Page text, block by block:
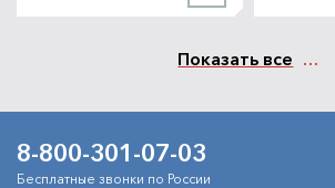
Показать все
8-800-301-07-03
Бесплатные звонки по России